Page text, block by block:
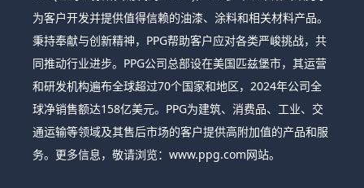
为客户开发并提供值得信赖的油漆、涂料和相关材料产品。
秉持奉献与创新精神，PPG帮助客户应对各类严峻挑战，共
同推动行业进步。PPG公司总部设在美国匹兹堡市，其运营
和研发机构遍布全球超过70个国家和地区，2024年公司全
球净销售额达158亿美元。PPG为建筑、消费品、工业、交
通运输等领域及其售后市场的客户提供高附加值的产品和服
务。更多信息，敬请浏览：www.ppg.com网站。